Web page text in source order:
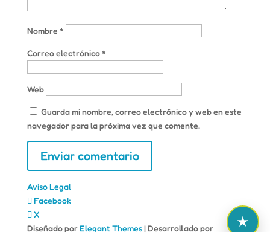
Nombre *
Correo electrónico*
Web
Guarda mi nombre, correo electrónico y web en este
navegador para la próxima vez que comente.
Aviso Legal
Facebook
X
Diseñado porElegant Themes| Desarrollado por